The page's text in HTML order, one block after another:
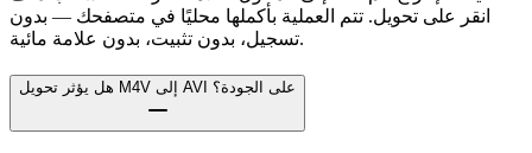
انقر على تحويل. تتم العملية بأكملها محليًا في متصفحك — بدون
تسجيل، بدون تثبيت، بدون علامة مائية.
هل يؤثر تحويل M4V إلى AVI على الجودة؟